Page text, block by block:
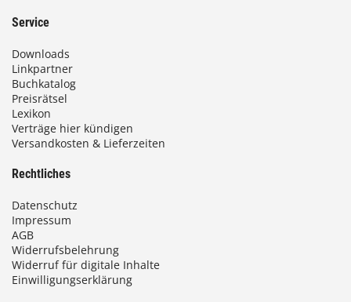
Service
Downloads
Linkpartner
Buchkatalog
Preisrätsel
Lexikon
Verträge hier kündigen
Versandkosten & Lieferzeiten
Rechtliches
Datenschutz
Impressum
AGB
Widerrufsbelehrung
Widerruf für digitale Inhalte
Einwilligungserklärung